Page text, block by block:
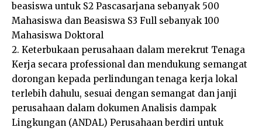
beasiswa untuk S2 Pascasarjana sebanyak 500
Mahasiswa dan Beasiswa S3 Full sebanyak 100
Mahasiswa Doktoral
2. Keterbukaan perusahaan dalam merekrut Tenaga
Kerja secara professional dan mendukung semangat
dorongan kepada perlindungan tenaga kerja lokal
terlebih dahulu, sesuai dengan semangat dan janji
perusahaan dalam dokumen Analisis dampak
Lingkungan (ANDAL) Perusahaan berdiri untuk